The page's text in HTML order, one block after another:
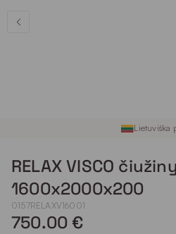
Lietuviška
RELAX VISCO
1600x2000x200
0157RELAXV16001
750.00 €